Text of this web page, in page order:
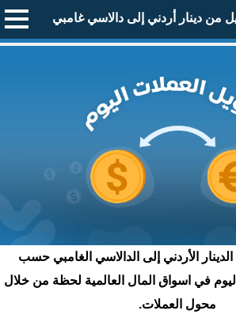
من دينار أردني إلى دالاسي غامبي
الأردني إلى الدالاسي الغامبي حسب
في اسواق المال العالمية لحظة من خلال
محول العملات.